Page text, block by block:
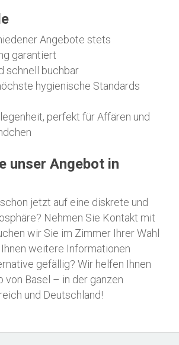
Angebote stets
garantiert
schnell buchbar
hygienische Standards
perfekt für Affären und
unser Angebot in
jetzt auf eine diskrete und
Nehmen Sie Kontakt mit
wir Sie im Zimmer Ihrer Wahl
weitere Informationen
gefällig? Wir helfen Ihnen
von Basel – in der ganzen
und Deutschland!